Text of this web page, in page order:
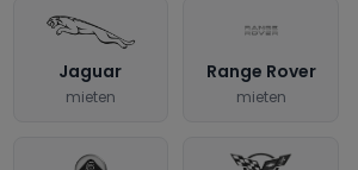
Jaguar
mieten
Range Rover
mieten